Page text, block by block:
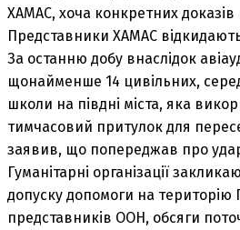
ХАМАС, хоча конкретних доказів
Представники ХАМАС
За останню добу внаслідок
щонайменше 14 цивільних,
школи на півдні міста, яка
тимчасовий притулок для
заявив, що попереджав про удар
Гуманітарні організації
допуску допомоги на територію
представників ООН, обсяги